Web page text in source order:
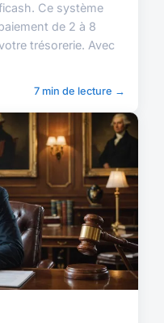
Ce système
de 2 à 8
trésorerie. Avec
7 min de lecture →